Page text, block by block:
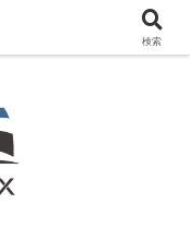
マンガックス）
検索